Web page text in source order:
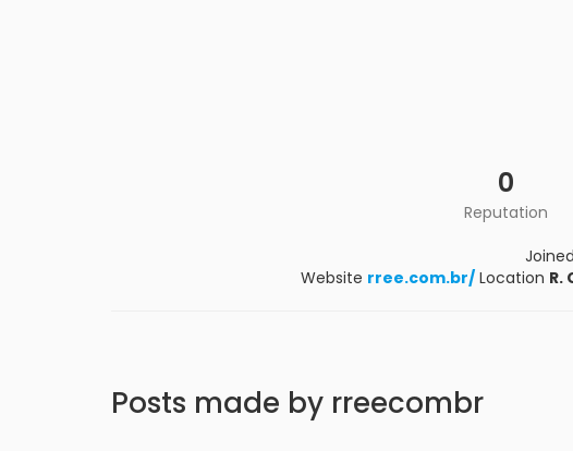
0
Reputation
Joined
Website rree.com.br/ Location R.
Posts made by rreecombr